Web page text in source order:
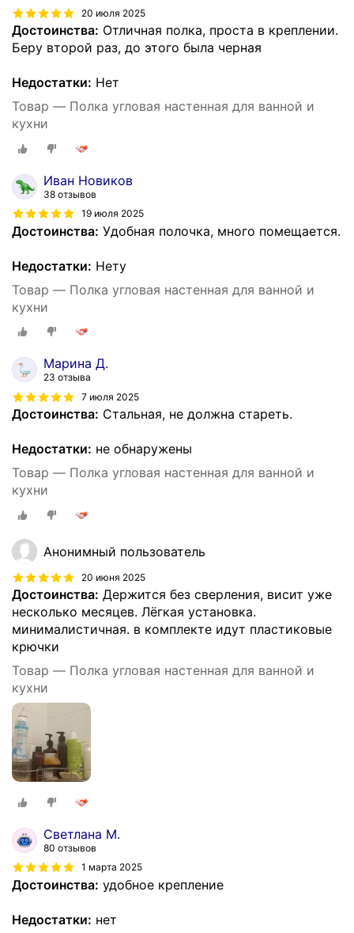
20 июля 2025
Достоинства: Отличная полка, проста в креплении.
Беру второй раз, до этого была черная
Недостатки: Нет
Товар — Полка угловая настенная для ванной и
кухни
Иван Новиков
38 отзывов
19 июля 2025
Достоинства: Удобная полочка, много помещается.
Недостатки: Нету
Товар — Полка угловая настенная для ванной и
кухни
Марина Д.
23 отзыва
7 июля 2025
Достоинства: Стальная, не должна стареть.
Недостатки: не обнаружены
Товар — Полка угловая настенная для ванной и
кухни
Анонимный пользователь
20 июня 2025
Достоинства: Держится без сверления, висит уже
несколько месяцев. Лёгкая установка.
минималистичная. в комплекте идут пластиковые
крючки
Товар — Полка угловая настенная для ванной и
кухни
Светлана М.
80 отзывов
1 марта 2025
Достоинства: удобное крепление
Недостатки: нет